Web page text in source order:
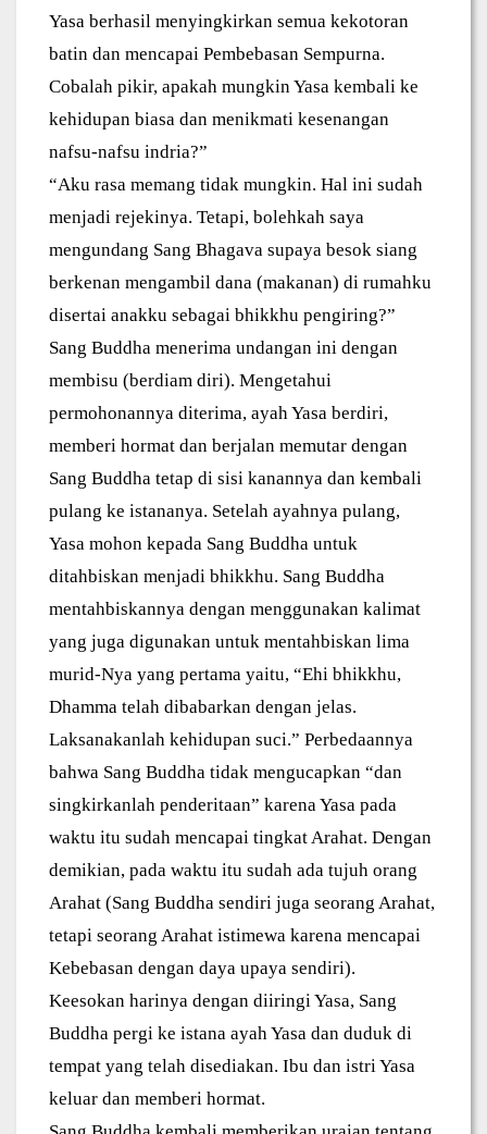
Yasa berhasil menyingkirkan semua kekotoran
batin dan mencapai Pembebasan Sempurna.
Cobalah pikir, apakah mungkin Yasa kembali ke
kehidupan biasa dan menikmati kesenangan
nafsu-nafsu indria?”
“Aku rasa memang tidak mungkin. Hal ini sudah
menjadi rejekinya. Tetapi, bolehkah saya
mengundang Sang Bhagava supaya besok siang
berkenan mengambil dana (makanan) di rumahku
disertai anakku sebagai bhikkhu pengiring?”
Sang Buddha menerima undangan ini dengan
membisu (berdiam diri). Mengetahui
permohonannya diterima, ayah Yasa berdiri,
memberi hormat dan berjalan memutar dengan
Sang Buddha tetap di sisi kanannya dan kembali
pulang ke istananya. Setelah ayahnya pulang,
Yasa mohon kepada Sang Buddha untuk
ditahbiskan menjadi bhikkhu. Sang Buddha
mentahbiskannya dengan menggunakan kalimat
yang juga digunakan untuk mentahbiskan lima
murid-Nya yang pertama yaitu, “Ehi bhikkhu,
Dhamma telah dibabarkan dengan jelas.
Laksanakanlah kehidupan suci.” Perbedaannya
bahwa Sang Buddha tidak mengucapkan “dan
singkirkanlah penderitaan” karena Yasa pada
waktu itu sudah mencapai tingkat Arahat. Dengan
demikian, pada waktu itu sudah ada tujuh orang
Arahat (Sang Buddha sendiri juga seorang Arahat,
tetapi seorang Arahat istimewa karena mencapai
Kebebasan dengan daya upaya sendiri).
Keesokan harinya dengan diiringi Yasa, Sang
Buddha pergi ke istana ayah Yasa dan duduk di
tempat yang telah disediakan. Ibu dan istri Yasa
keluar dan memberi hormat.